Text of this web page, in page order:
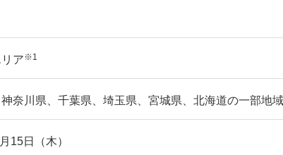
ア※1
奈川県、千葉県、埼玉県、宮城県、北海道の一部地域
15日（木）